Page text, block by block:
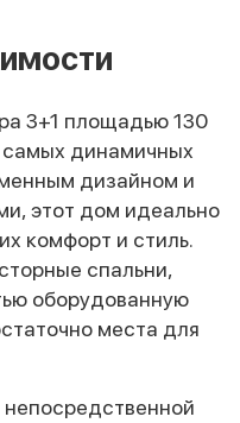
3+1 площадью 130
динамичных
дизайном и
этот дом идеально
комфорт и стиль.
спальни,
оборудованную
места для